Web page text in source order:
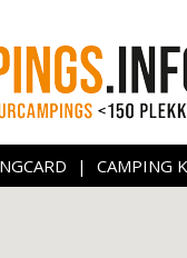
| CAMPING